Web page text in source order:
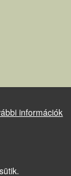
információk